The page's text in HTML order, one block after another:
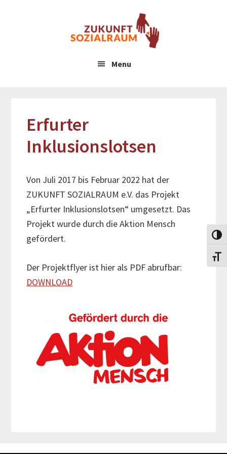
Menu
Erfurter
Inklusionslotsen
Von Juli 2017 bis Februar 2022 hat der
ZUKUNFT SOZIALRAUM e.V. das Projekt
„Erfurter Inklusionslotsen“ umgesetzt. Das
Projekt wurde durch die Aktion Mensch
gefördert.
Der Projektflyer ist hier als PDF abrufbar:
DOWNLOAD